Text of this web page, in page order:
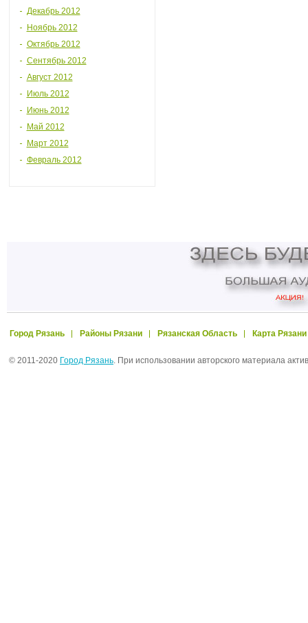
Декабрь 2012
Ноябрь 2012
Октябрь 2012
Сентябрь 2012
Август 2012
Июль 2012
Июнь 2012
Май 2012
Март 2012
Февраль 2012
Город Рязань Районы Рязани Рязанская Область Карта Рязани
© 2011-2020 Город Рязань. При использовании авторского материала